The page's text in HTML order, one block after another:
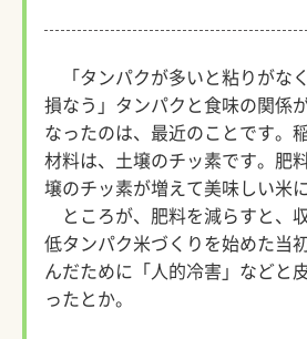
「タンパクが多いと粘りがな
損なう」タンパクと食味の関係
なったのは、最近のことです。
材料は、土壌のチッ素です。肥
壌のチッ素が増えて美味しい米
ところが、肥料を減らすと、
低タンパク米づくりを始めた当
んだために「人的冷害」などと
ったとか。